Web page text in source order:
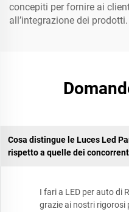
concepiti per fornire ai
all’integrazione dei prodotti.
Cosa distingue le Luces Led
rispetto a quelle dei
I fari a LED per auto di
grazie ai nostri rigorosi